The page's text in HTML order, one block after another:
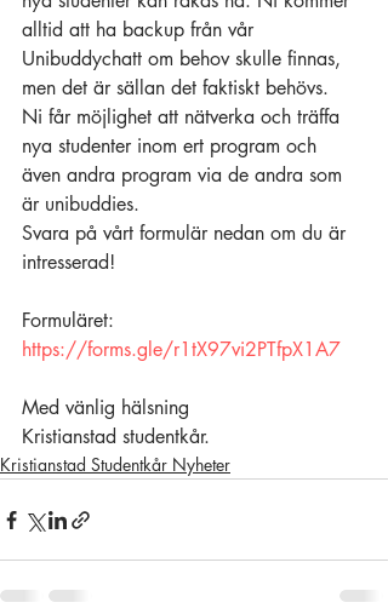
alltid att ha backup från vår
Unibuddychatt om behov skulle finnas,
men det är sällan det faktiskt behövs.
Ni får möjlighet att nätverka och träffa
nya studenter inom ert program och
även andra program via de andra som
är unibuddies.
Svara på vårt formulär nedan om du är
intresserad!
Formuläret:
https://forms.gle/r1tX97vi2PTfpX1A7
Med vänlig hälsning
Kristianstad studentkår.
Kristianstad Studentkår Nyheter